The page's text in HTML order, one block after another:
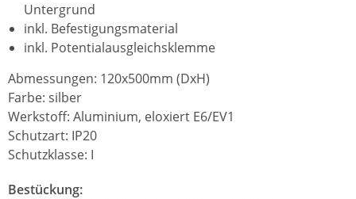
Untergrund
inkl. Befestigungsmaterial
inkl. Potentialausgleichsklemme
Abmessungen: 120x500mm (DxH)
Farbe: silber
Werkstoff: Aluminium, eloxiert E6/EV1
Schutzart: IP20
Schutzklasse: I
Bestückung: